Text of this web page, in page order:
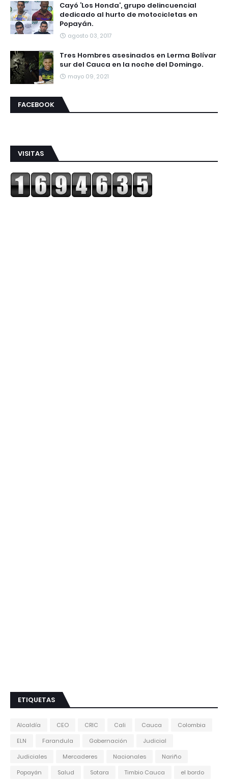
Cayó ‘Los Honda’, grupo delincuencial
dedicado al hurto de motocicletas en
Popayán.
agosto 03, 2017
Tres Hombres asesinados en Lerma Bolívar
sur del Cauca en la noche del Domingo.
mayo 09, 2021
FACEBOOK
VISITAS
ETIQUETAS
Alcaldía CEO CRIC Cali Cauca
Colombia
ELN
Farandula Gobernación
Judicial
Judiciales
Mercaderes Nacionales
Nariño
Popayán
Salud Sotara Timbio Cauca el bordo